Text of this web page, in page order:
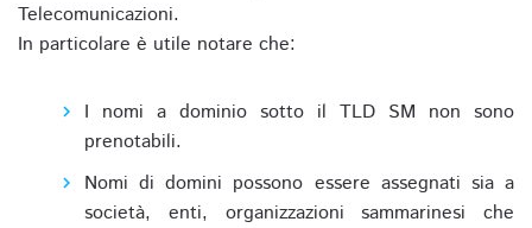
Telecomunicazioni.
In particolare è utile notare che:
I nomi a dominio sotto il TLD SM non sono
prenotabili.
Nomi di domini possono essere assegnati sia a
società, enti, organizzazioni sammarinesi che